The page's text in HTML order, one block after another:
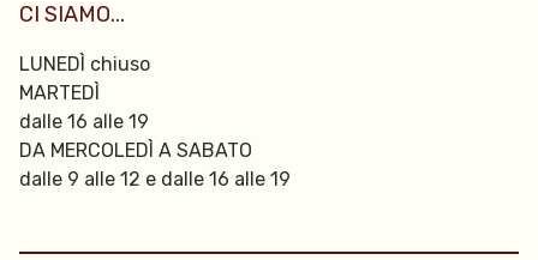
CI SIAMO...
LUNEDÌ chiuso
MARTEDÌ
dalle 16 alle 19
DA MERCOLEDÌ A SABATO
dalle 9 alle 12 e dalle 16 alle 19